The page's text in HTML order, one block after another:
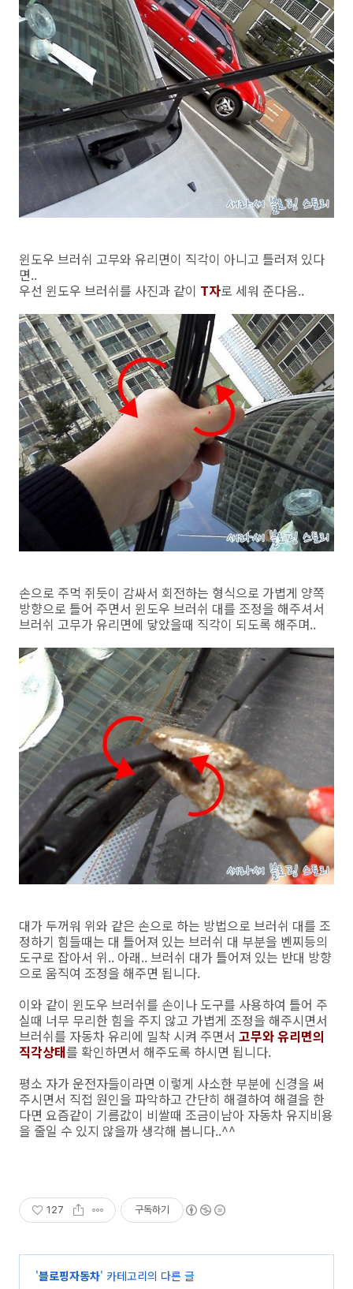
윈도우 브러쉬 고무와 유리면이 직각이 아니고 틀러져 있다
면..
우선 윈도우 브러쉬를 사진과 같이 T자로 세워 준다음..
손으로 주먹 쥐듯이 감싸서 회전하는 형식으로 가볍게 양쪽
방향으로 틀어 주면서 윈도우 브러쉬 대를 조정을 해주셔서
브러쉬 고무가 유리면에 닿았을때 직각이 되도록 해주며..
대가 두꺼워 위와 같은 손으로 하는 방법으로 브러쉬 대를 조
정하기 힘들때는 대 틀어져 있는 브러쉬 대 부분을 벤찌등의
도구로 잡아서 위.. 아래.. 브러쉬 대가 틀어져 있는 반대 방향
으로 움직여 조정을 해주면 됩니다.
이와 같이 윈도우 브러쉬를 손이나 도구를 사용하여 틀어 주
실때 너무 무리한 힘을 주지 않고 가볍게 조정을 해주시면서
브러쉬를 자동차 유리에 밀착 시켜 주면서 고무와 유리면의
직각상태를 확인하면서 해주도록 하시면 됩니다.
평소 자가 운전자들이라면 이렇게 사소한 부분에 신경을 써
주시면서 직접 원인을 파악하고 간단히 해결하여 해결을 한
다면 요즘같이 기름값이 비쌀때 조금이남아 자동차 유지비용
을 줄일 수 있지 않을까 생각해 봅니다..^^
127 구독하기
'블로핑자동차' 카테고리의 다른 글